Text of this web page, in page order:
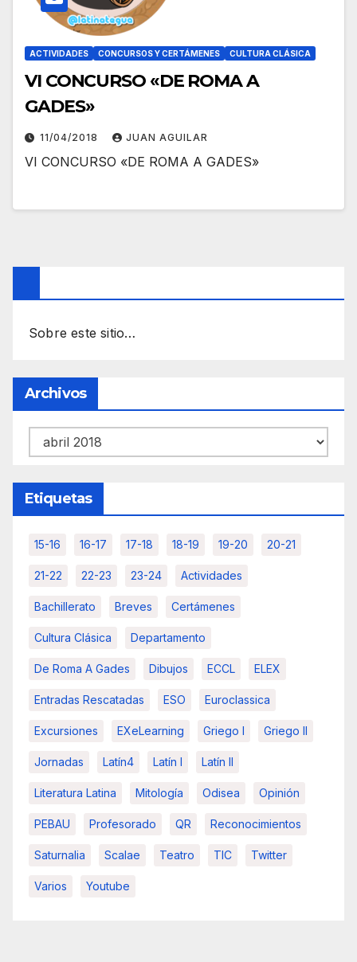
ACTIVIDADES CONCURSOS Y CERTÁMENES CULTURA CLÁSICA
VI CONCURSO «DE ROMA A
GADES»
11/04/2018 JUAN AGUILAR
VI CONCURSO «DE ROMA A GADES»
Sobre este sitio…
Archivos
Archivos
Etiquetas
15-16 16-17 17-18 18-19 19-20 20-21
21-22 22-23 23-24 Actividades
Bachillerato Breves Certámenes
Cultura Clásica Departamento
De Roma A Gades Dibujos ECCL ELEX
Entradas Rescatadas ESO Euroclassica
Excursiones EXeLearning Griego I Griego II
Jornadas Latín4 Latín I Latín II
Literatura Latina Mitología Odisea Opinión
PEBAU Profesorado QR Reconocimientos
Saturnalia Scalae Teatro TIC Twitter
Varios Youtube